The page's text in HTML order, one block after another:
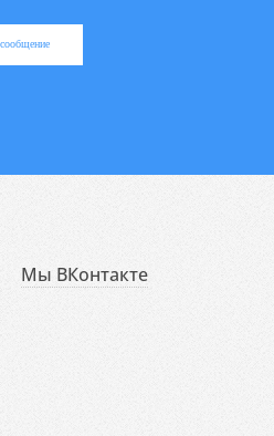
Мы ВКонтакте